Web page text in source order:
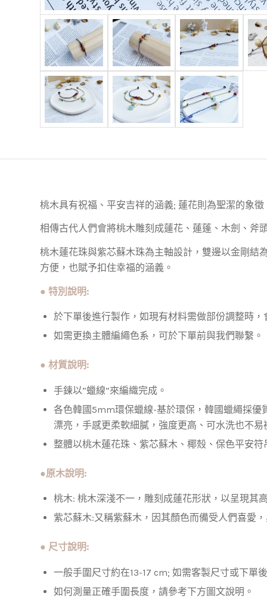
桃木具有祝福、平安吉祥的涵義; 蓮花則為聖潔的象
相傳古代人們會將桃木雕刻成蓮花、蓮蓬、木劍、斧
桃木蓮花珠與紫芯蘇木珠為主軸設計，雙邊以金剛結
方便，也賦予扣住幸福的涵義。
● 特別說明:
於下單後進行製作，如現有材料需做部份調整時，
如需更換主體編繩色系，可於下單前與我們聯繫。
● 材質說明:
手鍊以”蠟線”來編織完成。
各色韓國5mm環保蠟線-基於環保，韓國蠟繩採優
漂亮，手感更柔軟細膩，強度更高、可水洗也不易
整體以桃木蓮花珠、紫芯蘇木、椰殼、保色平安符
●原木說明:
桃木: 桃木深淺不一，雕刻成蓮花形狀，以呈現其
紫芯蘇木:又稱紫蘇木，因其顏色而備受人們喜愛
● 尺寸說明:
一般手圍尺寸約在13-17 cm; 如需客製尺寸或下單
如何測量正確手圍長度，請參考下方圖文說明。